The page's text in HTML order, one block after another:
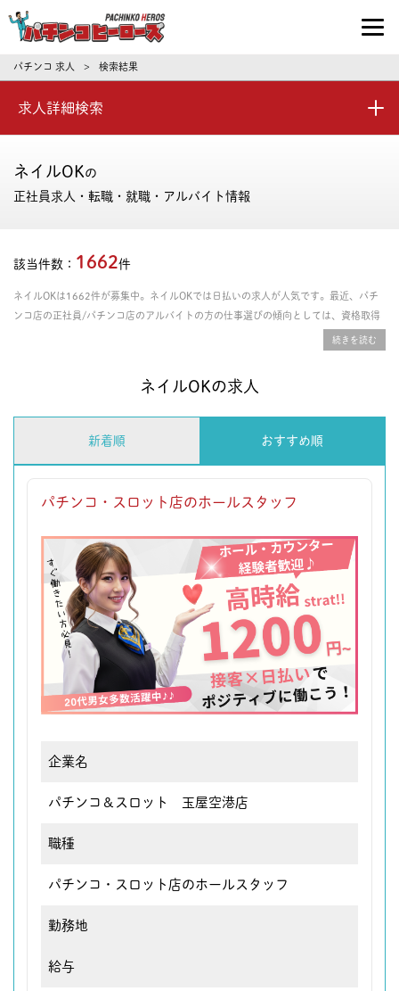
パチンコ求人・転職ならパチンコヒーロ
パチンコ 求人 > 検索結果
求人詳細検索
ネイルOKの
正社員求人・転職・就職・アルバイト情報
該当件数： 1662件
ネイルOKは1662件が募集中。ネイルOKでは日払いの求人が人気です。最近、パチ
ンコ店の正社員/パチンコ店のアルバイトの方の仕事選びの傾向としては、資格取得
支援あり、年間休日の多さ、残業時間の少なさを重視される方が多いです。給料や年
ネイルOKの求人
新着順 おすすめ順
パチンコ・スロット店のホールスタッフ
企業名
パチンコ＆スロット 玉屋空港店
職種
パチンコ・スロット店のホールスタッフ
勤務地
給与